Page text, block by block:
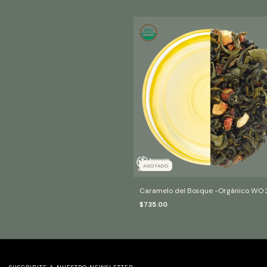
AGOTADO
Caramelo del Bosque -Orgánico WO
$735.00